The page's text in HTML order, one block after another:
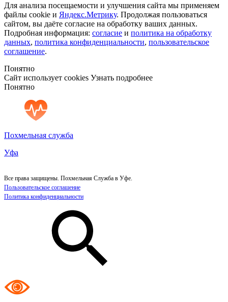
Для анализа посещаемости и улучшения сайта мы применяем
файлы cookie и Яндекс.Метрику. Продолжая пользоваться
сайтом, вы даёте согласие на обработку ваших данных.
Подробная информация: согласие и политика на обработку
данных, политика конфиденциальности, пользовательское
соглашение.
Понятно
Сайт использует cookies Узнать подробнее
Понятно
Похмельная служба
Уфа
Все права защищены. Похмельная Служба в Уфе.
Пользовательское соглашение
Политика конфиденциальности